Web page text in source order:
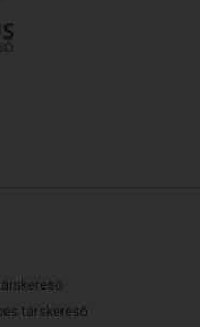
társkereső